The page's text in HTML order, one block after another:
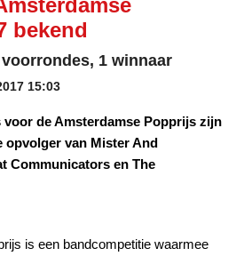
bekend
1 winnaar
15:03
voor de Amsterdamse Popprijs zijn
opvolger van Mister And
Communicators en The
is een bandcompetitie waarmee